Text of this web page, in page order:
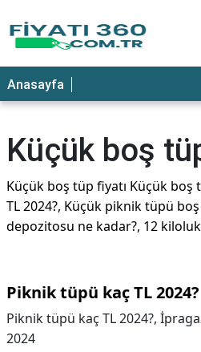
Anasayfa
Küçük boş
Küçük boş tüp fiyatı Küçük boş
TL 2024?, Küçük piknik tüpü
depozitosu ne kadar?, 12
Piknik tüpü kaç TL 2024?
Piknik tüpü kaç TL 2024?,
2024